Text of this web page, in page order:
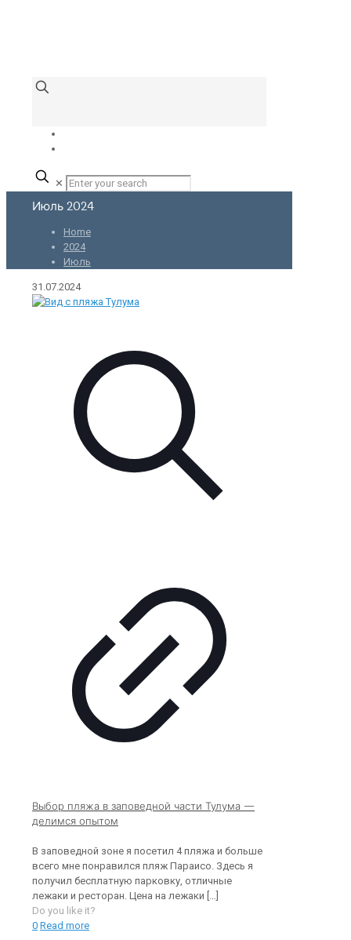
✕
Июль 2024
Home
2024
Июль
31.07.2024
Выбор пляжа в заповедной части Тулума —
делимся опытом
В заповедной зоне я посетил 4 пляжа и больше
всего мне понравился пляж Параисо. Здесь я
получил бесплатную парковку, отличные
лежаки и ресторан. Цена на лежаки […]
Do you like it?
0 Read more